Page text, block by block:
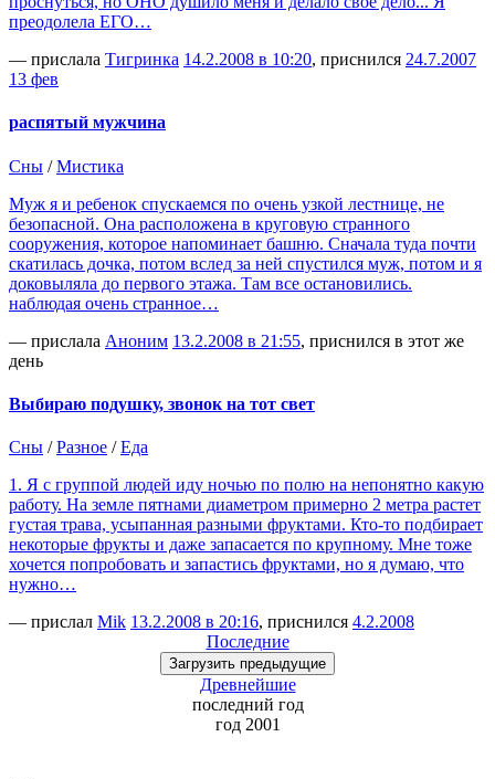
преодолела ЕГО…
— прислала Тигринка 14.2.2008 в 10:20, приснился 24.7.2007
13 фев
распятый мужчина
Сны /Мистика
Муж я и ребенок спускаемся по очень узкой лестнице, не
безопасной. Она расположена в круговую странного
сооружения, которое напоминает башню. Сначала туда почти
скатилась дочка, потом вслед за ней спустился муж, потом и я
доковыляла до первого этажа. Там все остановились.
наблюдая очень странное…
— прислала Аноним 13.2.2008 в 21:55, приснился в этот же
день
Выбираю подушку, звонок на тот свет
Сны /Разное /Еда
1. Я с группой людей иду ночью по полю на непонятно какую
работу. На земле пятнами диаметром примерно 2 метра растет
густая трава, усыпанная разными фруктами. Кто-то подбирает
некоторые фрукты и даже запасается по крупному. Мне тоже
хочется попробовать и запастись фруктами, но я думаю, что
нужно…
— прислал Mik 13.2.2008 в 20:16, приснился 4.2.2008
Последние
Загрузить предыдущие
Древнейшие
последний год
год 2001